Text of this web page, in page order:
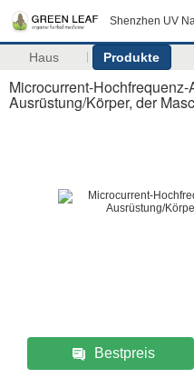
Shenzhen UV
Haus Produkte
Microcurrent-
Ausrüstung/Körper, der
Bestpreis